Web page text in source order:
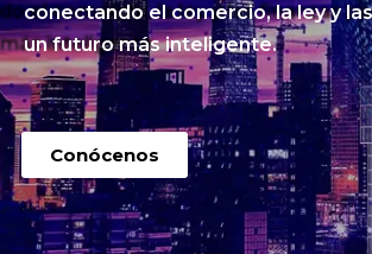
conectando el comercio, la ley y
un futuro más inteligente.
Conócenos